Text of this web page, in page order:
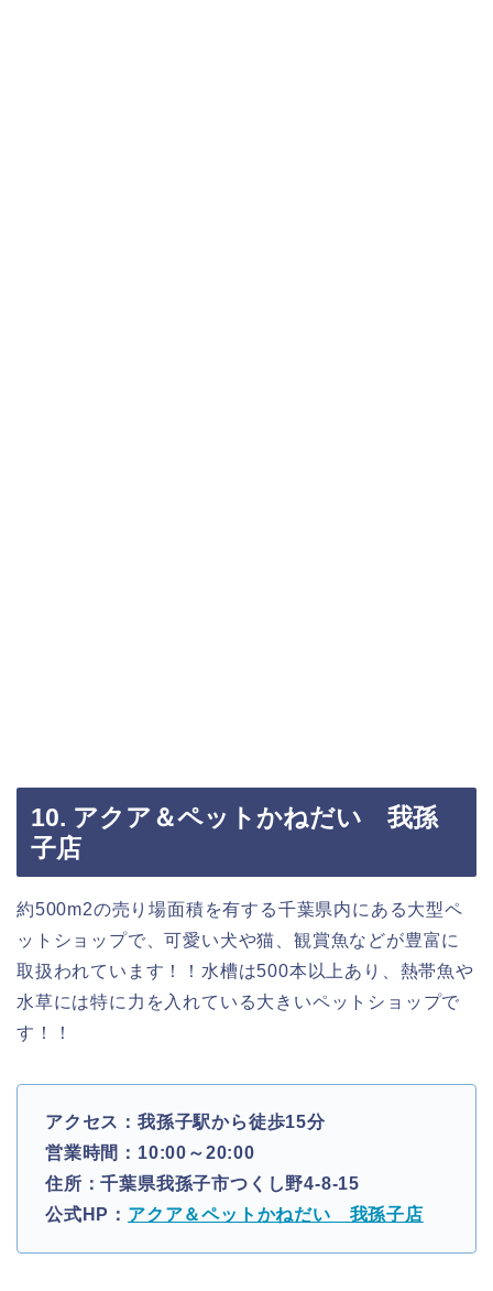
10. アクア＆ペットかねだい 我孫
子店
約500m2の売り場面積を有する千葉県内にある大型ペ
ットショップで、可愛い犬や猫、観賞魚などが豊富に
取扱われています！！水槽は500本以上あり、熱帯魚や
水草には特に力を入れている大きいペットショップで
す！！
アクセス：我孫子駅から徒歩15分
営業時間：10:00～20:00
住所：千葉県我孫子市つくし野4-8-15
公式HP： アクア＆ペットかねだい 我孫子店